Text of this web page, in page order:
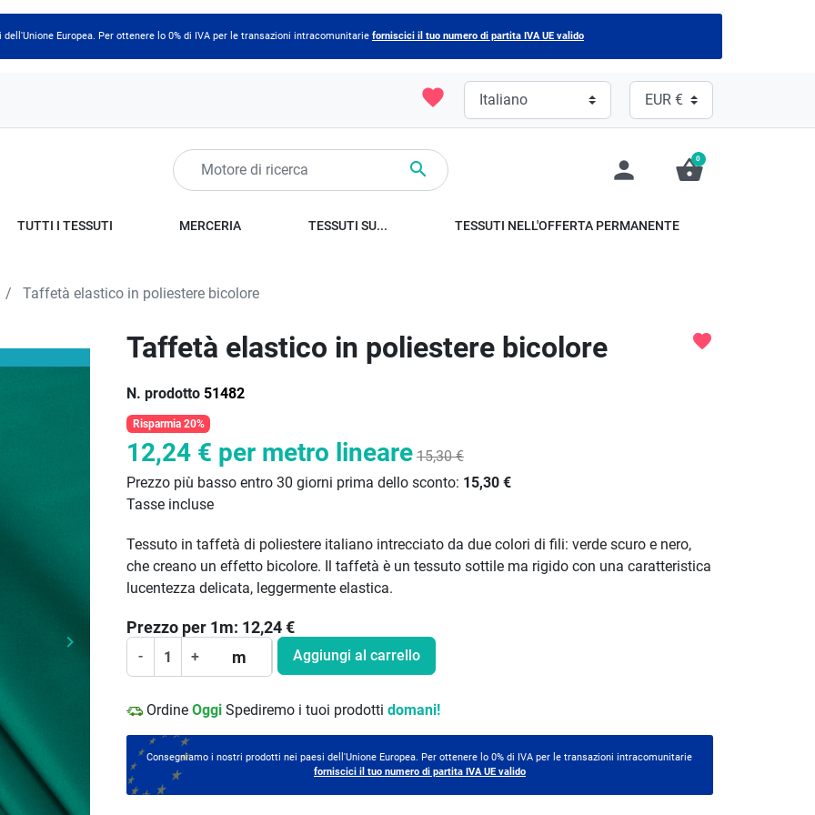
Europea. Per ottenere lo 0% di IVA per le transazioni intracomunitarie forniscici il tuo numero di partita IVA UE valido
favorite
 person shopping_basket
0
TUTTI I TESSUTI MERCERIA TESSUTI SU... TESSUTI NELL'OFFERTA PERMANENTE
Taffetà elastico in poliestere bicolore
Prossimo
keyboard_arrow_right
Taffetà elastico in poliestere bicolore
N. prodotto 51482
favorite
Risparmia 20%
12,24 € per metro lineare 15,30 €
Prezzo più basso entro 30 giorni prima dello sconto: 15,30 €
Tasse incluse
Tessuto in taffetà di poliestere italiano intrecciato da due colori di fili: verde scuro e nero,
che creano un effetto bicolore. Il taffetà è un tessuto sottile ma rigido con una caratteristica
lucentezza delicata, leggermente elastica.
Prezzo per 1m: 12,24€
- + m Aggiungi al carrello
Ordine Oggi Spediremo i tuoi prodotti domani!
Consegniamo i nostri prodotti nei paesi dell'Unione Europea. Per ottenere lo 0% di IVA per le transazioni intracomunitarie
forniscici il tuo numero di partita IVA UE valido